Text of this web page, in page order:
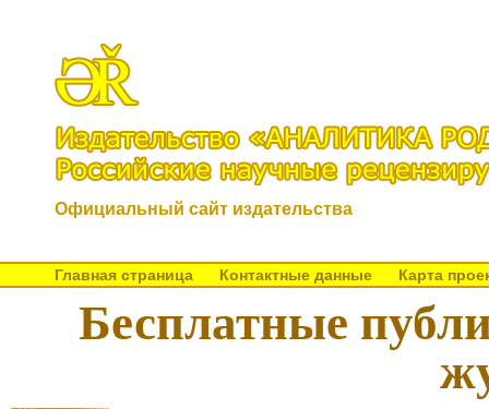
Официальный сайт издательства
Главная страница Контактные данные Карта
Бесплатные